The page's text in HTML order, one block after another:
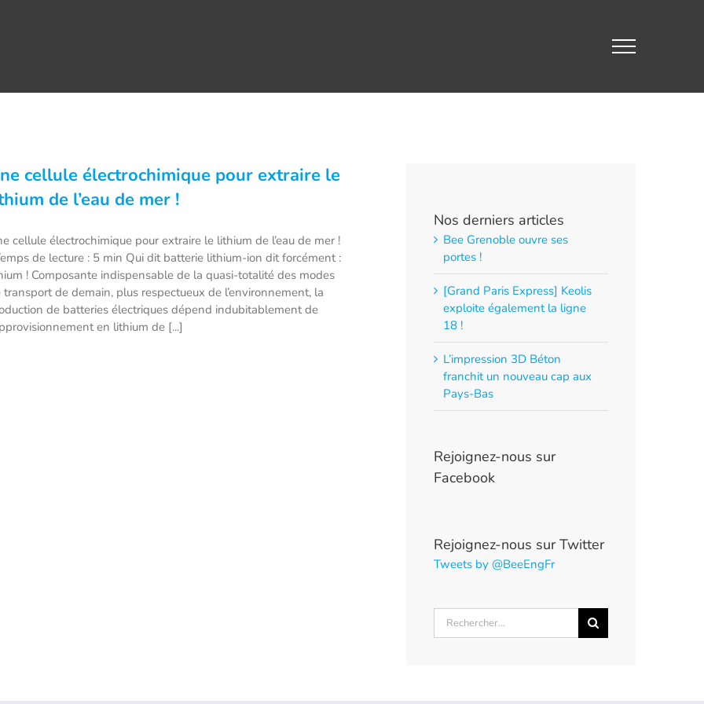
cellule électrochimique pour extraire le
de l’eau de mer !
cellule électrochimique pour extraire le lithium de l’eau de mer !
de lecture : 5 min Qui dit batterie lithium-ion dit forcément :
! Composante indispensable de la quasi-totalité des modes
transport de demain, plus respectueux de l’environnement, la
de batteries électriques dépend indubitablement de
en lithium de [...]
Nos derniers articles
Bee Grenoble ouvre ses
portes !
[Grand Paris Express] Keolis
exploite également la ligne
18 !
L’impression 3D Béton
franchit un nouveau cap aux
Pays-Bas
Rejoignez-nous sur
Facebook
Rejoignez-nous sur Twitter
Tweets by @BeeEngFr
Rechercher: